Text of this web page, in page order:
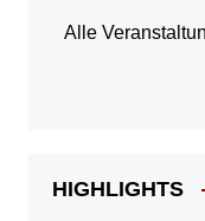
Alle
HIGHLIGHTS